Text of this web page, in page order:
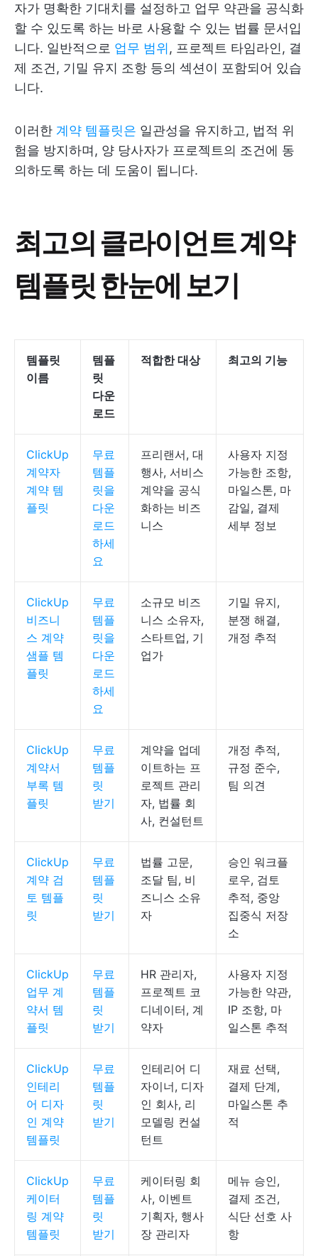
자가 명확한 기대치를 설정하고 업무 약관을 공식화
할 수 있도록 하는 바로 사용할 수 있는 법률 문서입
니다. 일반적으로 업무 범위 , 프로젝트 타임라인, 결
제 조건, 기밀 유지 조항 등의 섹션이 포함되어 있습
니다.
이러한 계약 템플릿은 일관성을 유지하고, 법적 위
험을 방지하며, 양 당사자가 프로젝트의 조건에 동
의하도록 하는 데 도움이 됩니다.
최고의 클라이언트 계약
템플릿 한눈에 보기
템플릿
이름
템플
릿
다운
로드
적합한 대상 최고의 기능
ClickUp
계약자
계약 템
플릿
무료
템플
릿을
다운
로드
하세
요
프리랜서, 대
행사, 서비스
계약을 공식
화하는 비즈
니스
사용자 지정
가능한 조항,
마일스톤, 마
감일, 결제
세부 정보
ClickUp
비즈니
스 계약
샘플 템
플릿
무료
템플
릿을
다운
로드
하세
요
소규모 비즈
니스 소유자,
스타트업, 기
업가
기밀 유지,
분쟁 해결,
개정 추적
ClickUp
계약서
부록 템
플릿
무료
템플
릿
받기
계약을 업데
이트하는 프
로젝트 관리
자, 법률 회
사, 컨설턴트
개정 추적,
규정 준수,
팀 의견
ClickUp
계약 검
토 템플
릿
무료
템플
릿
받기
법률 고문,
조달 팀, 비
즈니스 소유
자
승인 워크플
로우, 검토
추적, 중앙
집중식 저장
소
ClickUp
업무 계
약서 템
플릿
무료
템플
릿
받기
HR 관리자,
프로젝트 코
디네이터, 계
약자
사용자 지정
가능한 약관,
IP 조항, 마
일스톤 추적
ClickUp
인테리
어 디자
인 계약
템플릿
무료
템플
릿
받기
인테리어 디
자이너, 디자
인 회사, 리
모델링 컨설
턴트
재료 선택,
결제 단계,
마일스톤 추
적
ClickUp
케이터
링 계약
템플릿
무료
템플
릿
받기
케이터링 회
사, 이벤트
기획자, 행사
장 관리자
메뉴 승인,
결제 조건,
식단 선호 사
항